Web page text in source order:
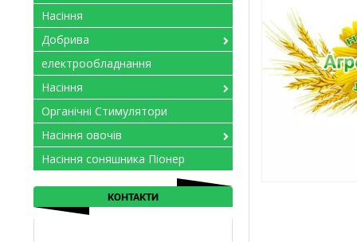
Насіння
Добрива
електрообладнання
Насіння
Органічні Стимулятори
Насіння овочів
Насіння соняшника Піонер
КОНТАКТИ